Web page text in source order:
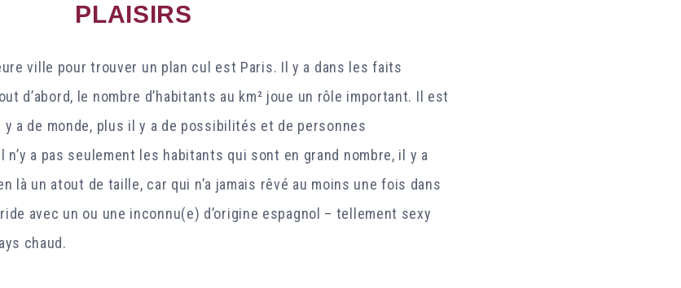
PLAISIRS
ville pour trouver un plan cul est Paris. Il y a dans les faits
d’abord, le nombre d’habitants au km² joue un rôle important. Il est
y a de monde, plus il y a de possibilités et de personnes
a pas seulement les habitants qui sont en grand nombre, il y a
là un atout de taille, car qui n’a jamais rêvé au moins une fois dans
avec un ou une inconnu(e) d’origine espagnol – tellement sexy
chaud.